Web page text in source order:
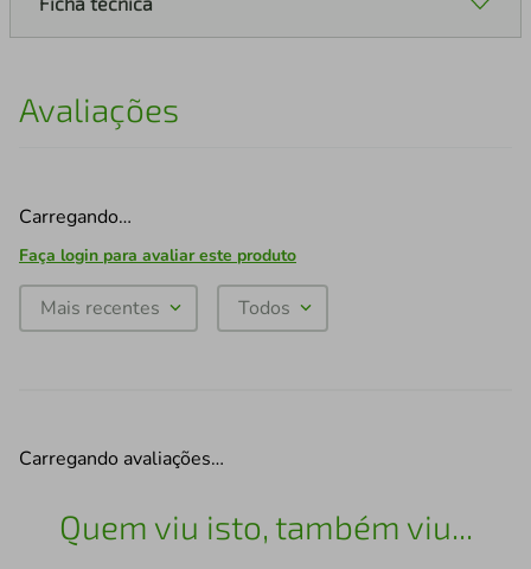
Avaliações
Carregando…
Faça login para avaliar este produto
Mais recentes Todos
Carregando avaliações…
Quem viu isto, também viu...